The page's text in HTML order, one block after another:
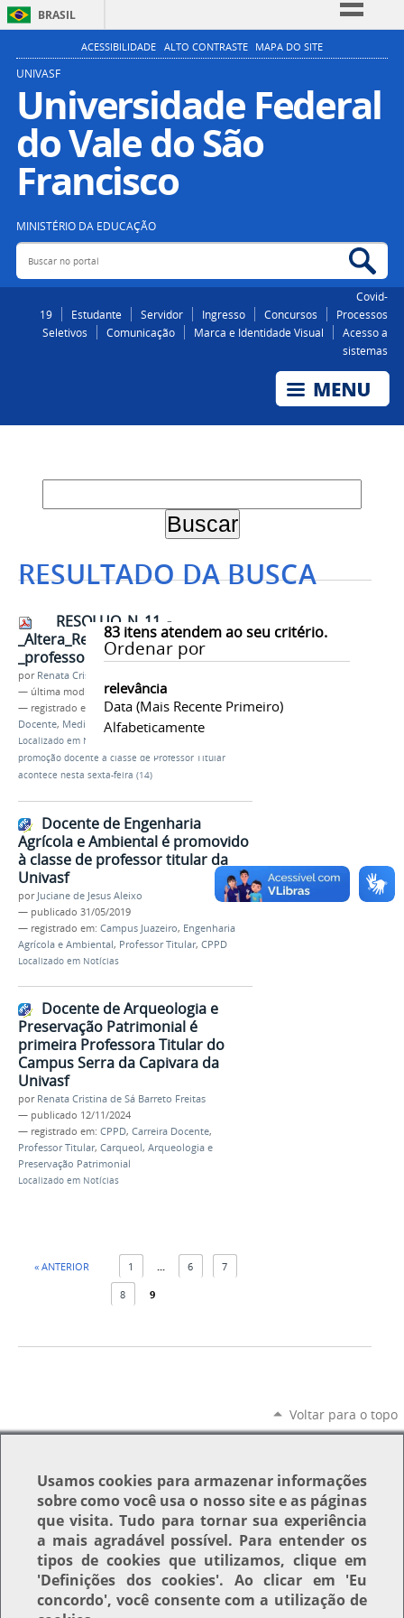
BRASIL
Simplifique!
Participe
Acesso à informação
Legislação
ACESSIBILIDADE ALTO CONTRASTE MAPA DO SITE
UNIVASF
Universidade Federal
do Vale do São
Francisco
MINISTÉRIO DA EDUCAÇÃO
Buscar no portal
Covid-
19
Estudante Servidor Ingresso Concursos
Processos
Seletivos
Comunicação Marca e Identidade Visual
Acesso a
sistemas
RESULTADO DA BUSCA
83itens atendem ao seu critério.
Ordenar por
relevância
Data (mais Recente Primeiro)
Alfabeticamente
RESOLUO_N_11_-
_Altera_Res._13_2015_-
_professor_titular.pdf
por Renata Cristina de Sá Barreto Freitas
— última modificação12/05/2021 15h59
— registrado em:
CPPD,Professor Titular,Carreira
Docente, Medicina Veterinária
Localizado em Notícias
promoção docente à classe de Professor Titular
acontece nesta sexta-feira (14)
Docente de Engenharia
Agrícola e Ambiental é promovido
à classe de professor titular da
Univasf
por Juciane de Jesus Aleixo
— publicado 31/05/2019
— registrado em: Campus Juazeiro, Engenharia
Agrícola e Ambiental, Professor Titular, CPPD
Localizado em Notícias
Docente de Arqueologia e
Preservação Patrimonial é
primeira Professora Titular do
Campus Serra da Capivara da
Univasf
por Renata Cristina de Sá Barreto Freitas
— publicado 12/11/2024
— registrado em: CPPD, Carreira Docente,
Professor Titular, Carqueol, Arqueologia e
Preservação Patrimonial
Localizado em Notícias
« ANTERIOR 1 ... 6 7
8 9
Voltar para o topo
Usamoscookies para armazenar informações
sobre como você usa o nosso site e as páginas
que visita. Tudo para tornar sua experiência
a mais agradável possível. Para entender os
tipos de cookies que utilizamos, clique em
'Definições dos cookies'. Ao clicar em 'Eu
concordo', você consente com a utilização de